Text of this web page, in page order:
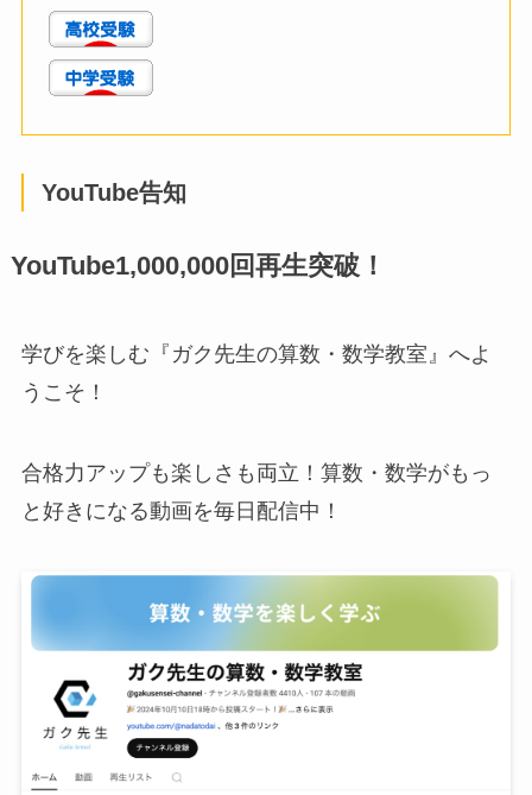
YouTube告知
YouTube1,000,000回再生突破！
学びを楽しむ『ガク先生の算数・数学教室』へよ
うこそ！
合格力アップも楽しさも両立！算数・数学がもっ
と好きになる動画を毎日配信中！